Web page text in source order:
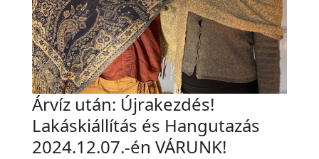
Árvíz után: Újrakezdés!
Lakáskiállítás és Hangutazás
2024.12.07.-én VÁRUNK!